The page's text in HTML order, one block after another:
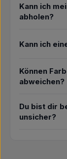
Kann ich
abholen?
Kann ich
Können
abweichen?
Du bist dir
unsicher?